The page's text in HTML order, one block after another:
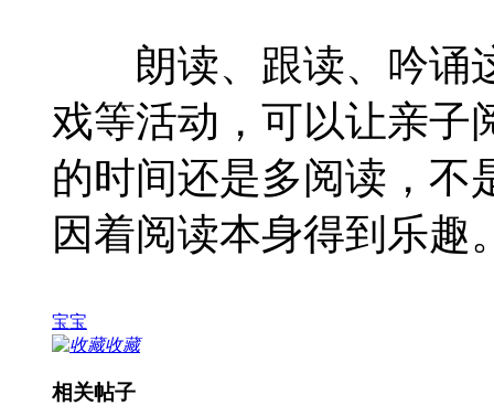
朗读、跟读、吟诵
戏等活动，可以让亲子
的时间还是多阅读，不
因着阅读本身得到乐趣
宝宝
收藏
相关帖子